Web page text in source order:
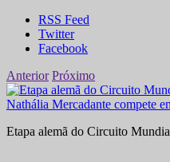
RSS Feed
Twitter
Facebook
Anterior Próximo
Nathália Mercadante compete
Etapa alemã do Circuito